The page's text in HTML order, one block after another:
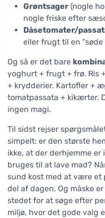
Grøntsager (nogle
nogle friske efter
Dåsetomater/
eller frugt til en "søde
Og så er det bare
yoghurt + frugt + frø. Ris
+ krydderier. Kartofler +
tomatpassata + kikærter.
ingen magi.
Til sidst rejser
simpelt: er den største
ikke, at der derhjemme
bruges til at lave mad?
sund kost med at være et
del af dagen. Og måske
stedet for at søge efter
miljø, hvor det gode valg